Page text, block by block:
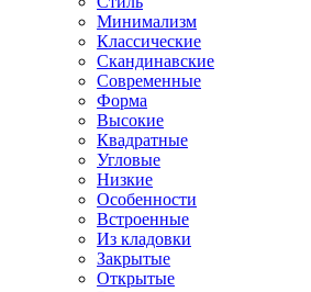
Минимализм
Классические
Скандинавские
Современные
Форма
Высокие
Квадратные
Угловые
Низкие
Особенности
Встроенные
Из кладовки
Закрытые
Открытые